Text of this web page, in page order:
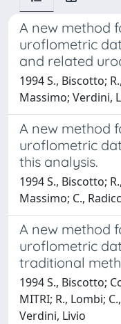
A new method
uroflometric
and related
1994 S., Biscotto;
Massimo; Verdini,
A new method
uroflometric
this analysis.
1994 S., Biscotto;
Massimo; C.,
A new method
uroflometric
traditional
1994 S., Biscotto;
MITRI; R., Lombi;
Verdini, Livio